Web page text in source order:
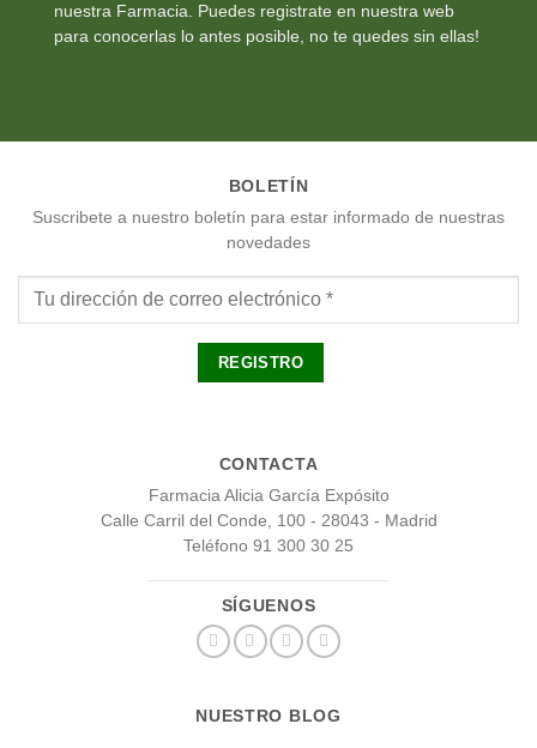
nuestra Farmacia. Puedes registrate en nuestra web
para conocerlas lo antes posible, no te quedes sin ellas!
BOLETÍN
Suscribete a nuestro boletín para estar informado de nuestras
novedades
CONTACTA
Farmacia Alicia García Expósito
Calle Carril del Conde, 100 - 28043 - Madrid
Teléfono 91 300 30 25
SÍGUENOS
NUESTRO BLOG